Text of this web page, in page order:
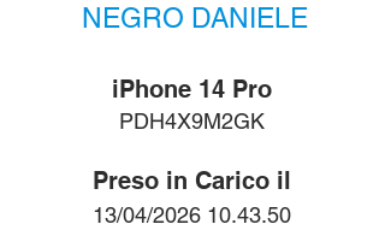
NEGRO DANIELE
PDH4X9M2GK
iPhone 14 Pro
Preso in Carico il
13/04/2026 10.43.50